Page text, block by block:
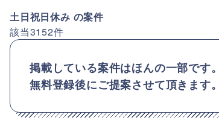
土日祝日休み の案件
該当3152件
掲載している案件はほんの一部です
無料登録後にご提案させて頂きます